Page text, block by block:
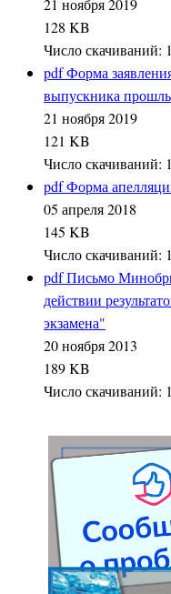
21 ноября 2019
128 KB
Число скачиваний:
pdfФорма
выпускника
21 ноября 2019
121 KB
Число скачиваний:
pdfФорма
05 апреля 2018
145 KB
Число скачиваний:
pdfПисьмо
действии
экзамена"
20 ноября 2013
189 KB
Число скачиваний: